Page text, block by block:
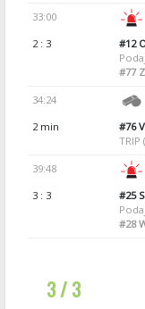
33:00
2 : 3
#12
#77
34:24
2 min
#76
TRIP
39:48
3 : 3
#25
#28
3 / 3